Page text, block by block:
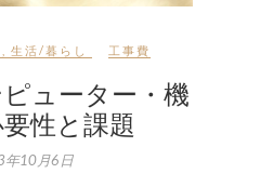
生活/暮らし 工事費
ューター・機
性と課題
年10月6日